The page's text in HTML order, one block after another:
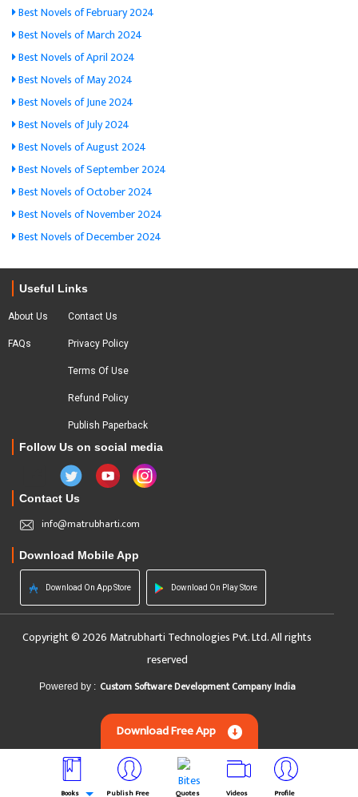
Best Novels of February 2024
Best Novels of March 2024
Best Novels of April 2024
Best Novels of May 2024
Best Novels of June 2024
Best Novels of July 2024
Best Novels of August 2024
Best Novels of September 2024
Best Novels of October 2024
Best Novels of November 2024
Best Novels of December 2024
Useful Links
About Us
FAQs
Contact Us
Privacy Policy
Terms Of Use
Refund Policy
Publish Paperback
Follow Us on social media
Contact Us
info@matrubharti.com
Download Mobile App
Download On App Store Download On Play Store
Copyright © 2026 Matrubharti Technologies Pvt. Ltd. All rights
reserved
Powered by : Custom Software Development Company India
Download Free App
Books Publish Free Quotes Videos Profile